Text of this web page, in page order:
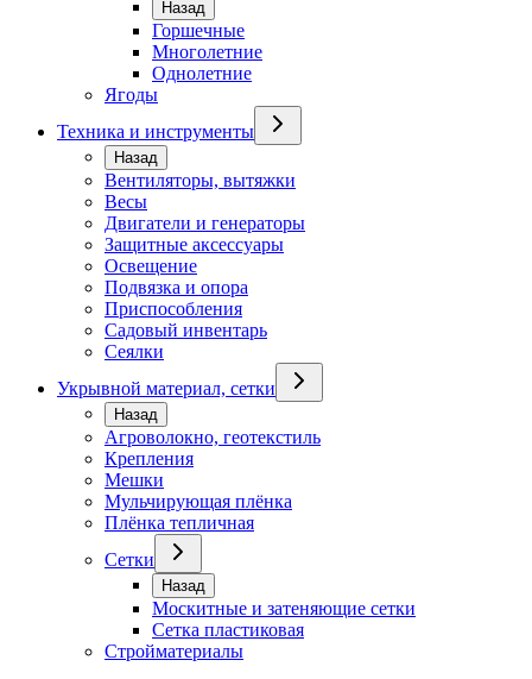
Назад
Горшечные
Многолетние
Однолетние
Ягоды
Техника и инструменты
Назад
Вентиляторы, вытяжки
Весы
Двигатели и генераторы
Защитные аксессуары
Освещение
Подвязка и опора
Приспособления
Садовый инвентарь
Сеялки
Укрывной материал, сетки
Назад
Агроволокно, геотекстиль
Крепления
Мешки
Мульчирующая плёнка
Плёнка тепличная
Сетки
Назад
Москитные и затеняющие сетки
Сетка пластиковая
Стройматериалы